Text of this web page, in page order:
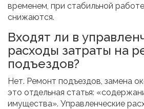
временем, при стабильной
снижаются.
Входят ли в
расходы затраты на
подъездов?
Нет. Ремонт подъездов, замена
это отдельная статья:
имущества». Управленческие